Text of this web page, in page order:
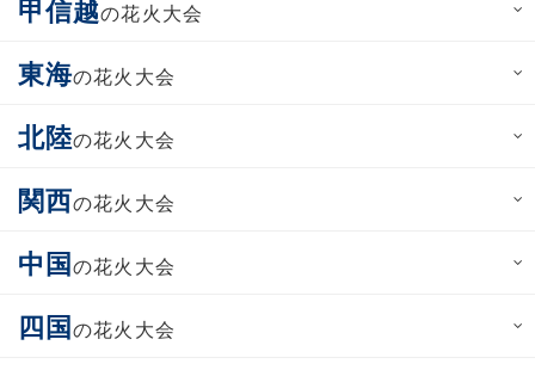
甲信越の花火大会
東海の花火大会
北陸の花火大会
関西の花火大会
中国の花火大会
四国の花火大会